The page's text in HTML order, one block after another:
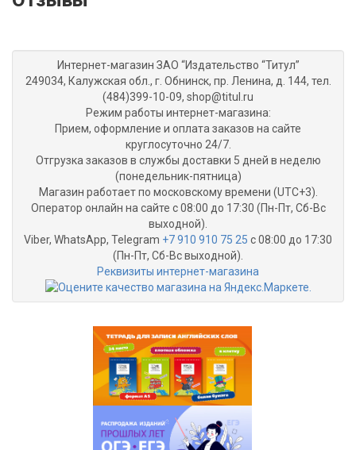
Интернет-магазин ЗАО “Издательство “Титул”
249034, Калужская обл., г. Обнинск, пр. Ленина, д. 144, тел.
(484)399-10-09, shop@titul.ru
Режим работы интернет-магазина:
Прием, оформление и оплата заказов на сайте
круглосуточно 24/7.
Отгрузка заказов в службы доставки 5 дней в неделю
(понедельник-пятница)
Магазин работает по московскому времени (UTC+3).
Оператор онлайн на сайте с 08:00 до 17:30 (Пн-Пт, Сб-Вс
выходной).
Viber, WhatsApp, Telegram +7 910 910 75 25 с 08:00 до 17:30
(Пн-Пт, Сб-Вс выходной).
Реквизиты интернет-магазина